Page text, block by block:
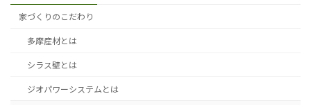
家づくりのこだわり
多摩産材とは
シラス壁とは
ジオパワーシステムとは